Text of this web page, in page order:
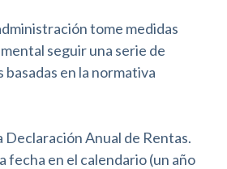
tome medidas
seguir una serie de
en la normativa
Declaración Anual de Rentas.
fecha en el calendario (un año